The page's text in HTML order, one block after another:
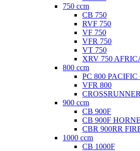
750 ccm
CB 750
RVF 750
VF 750
VFR 750
VT 750
XRV 750
800 ccm
PC 800
VFR 800
CROSSRUNNER
900 ccm
CB 900F
CB 900F
CBR 900RR
1000 ccm
CB 1000F